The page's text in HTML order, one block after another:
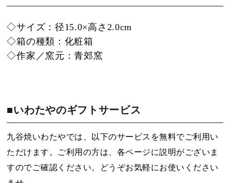
◇サイズ：径15.0×高さ2.0cm
◇箱の種類：化粧箱
◇作家／窯元：青郊窯
■いわたやのギフトサービス
九谷焼いわたやでは、以下のサービスを無料でご利用い
ただけます。ご利用の方は、各ページに説明がございま
すのでご確認ください。どうぞお気軽にお使いください